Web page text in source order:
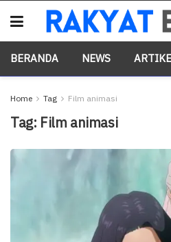
BERANDA NEWS
Home Tag Film animasi
Tag: Film animasi